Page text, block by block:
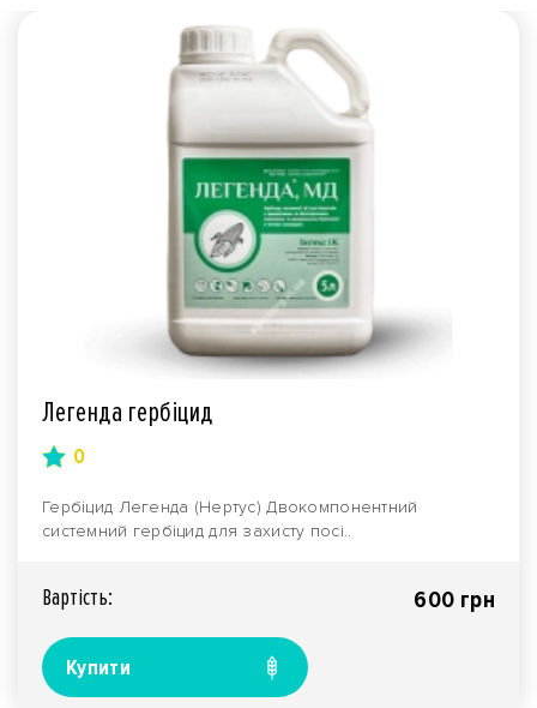
Легенда гербіцид
0
Гербіцид Легенда (Нертус) Двокомпонентний
системний гербіцид для захисту посі..
Вартiсть: 600 грн
Купити